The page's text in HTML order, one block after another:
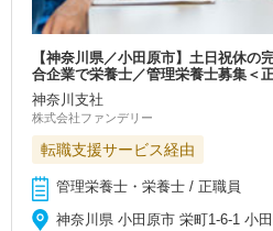
【神奈川県／小田原市】土日祝休の
合企業で栄養士／管理栄養士募集＜
神奈川支社
株式会社ファンデリー
転職支援サービス経由
管理栄養士・栄養士 / 正職員
神奈川県 小田原市 栄町1-6-1 小